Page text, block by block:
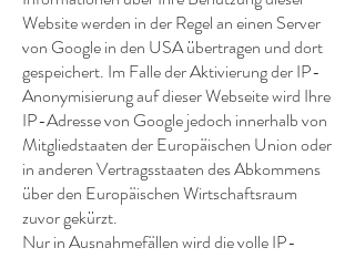
Website werden in der Regel an einen Server
von Google in den USA übertragen und dort
gespeichert. Im Falle der Aktivierung der IP-
Anonymisierung auf dieser Webseite wird Ihre
IP-Adresse von Google jedoch innerhalb von
Mitgliedstaaten der Europäischen Union oder
in anderen Vertragsstaaten des Abkommens
über den Europäischen Wirtschaftsraum
zuvor gekürzt.
Nur in Ausnahmefällen wird die volle IP-